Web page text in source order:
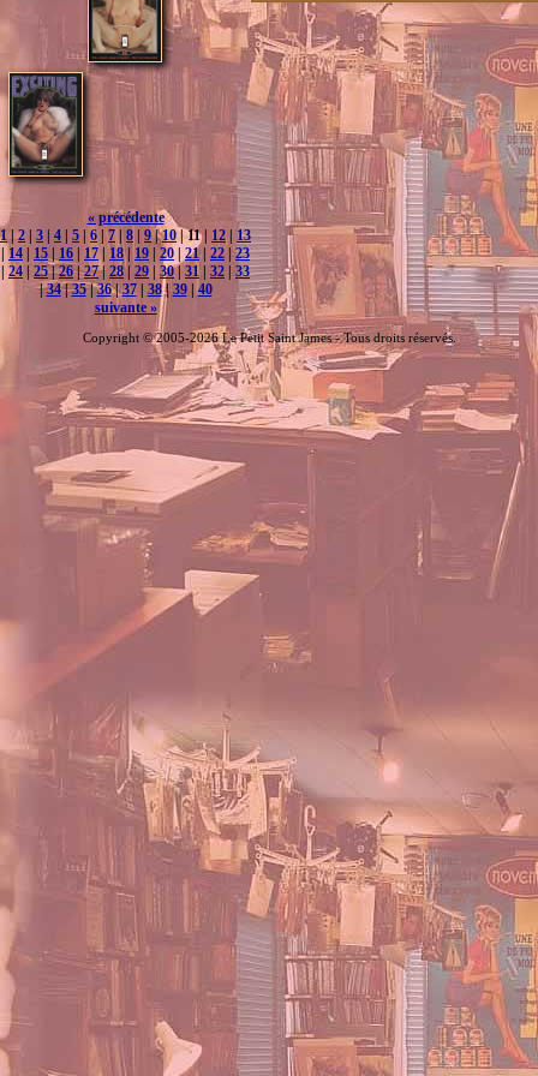
« précédente
1|2 3 4 5 6 7 8 9|10 | 11 | 12
13
14 15 16 17 18| 19 20 21 22 |23
24 25|26|27| 28| 29 30| 31 32
33
|34|35|36|37| 38| 39| 40
suivante »
Copyright © 2005-2026 Le Petit Saint James - Tous droits réservés.